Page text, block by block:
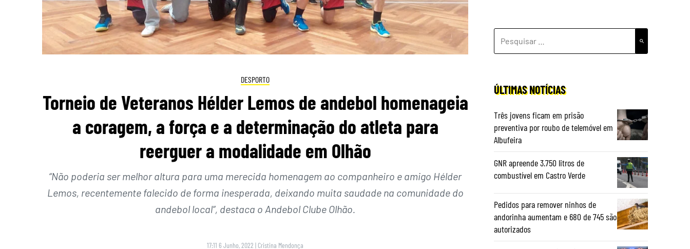
DESPORTO
Torneio de Veteranos Hélder Lemos de andebol homenageia
a coragem, a força e a determinação do atleta para
reerguer a modalidade em Olhão
“Não poderia ser melhor altura para uma merecida homenagem ao companheiro e amigo Hélder
Lemos, recentemente falecido de forma inesperada, deixando muita saudade na comunidade do
andebol local”, destaca o Andebol Clube Olhão.
17:11 6 Junho, 2022 | Cristina Mendonça
POR:
ÚLTIMAS NOTÍCIAS
Três jovens ficam em prisão
preventiva por roubo de telemóvel em
Albufeira
GNR apreende 3.750 litros de
combustível em Castro Verde
Pedidos para remover ninhos de
andorinha aumentam e 680 de 745 são
autorizados